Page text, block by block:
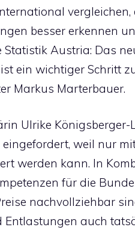
besser erkennen
Austria: Das
ein wichtiger Schritt
Markus Marterbauer.
Ulrike
weil nur
werden kann. In
für die
nachvollziehbar
auch